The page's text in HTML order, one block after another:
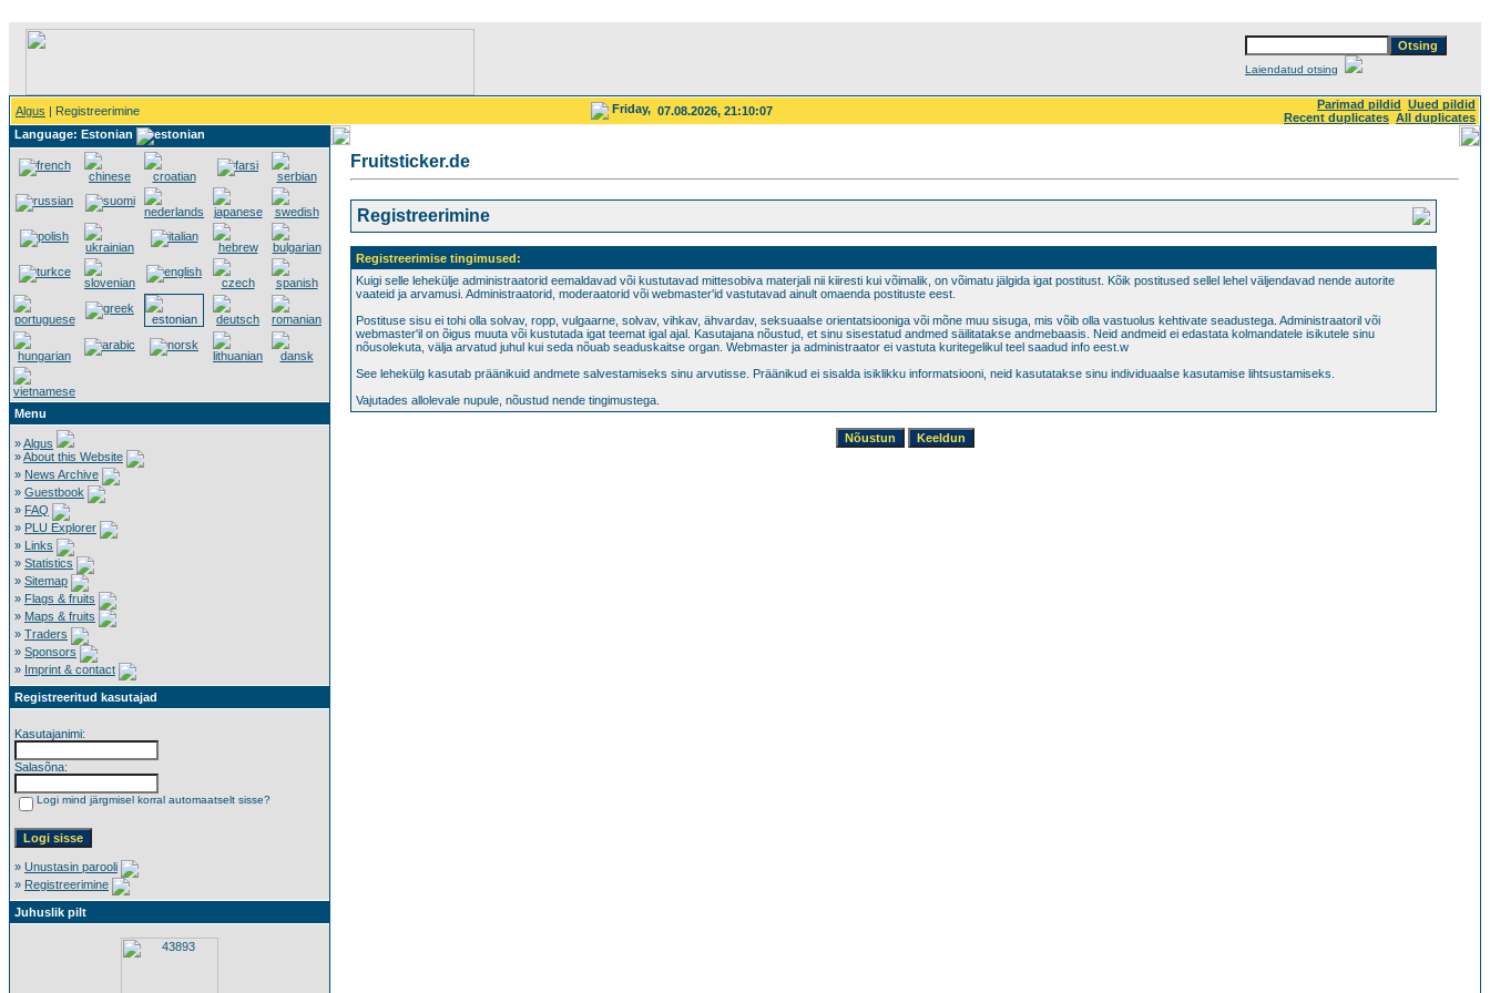
Laiendatud otsing
Algus | Registreerimine Friday, 07.08.2026, 21:10:07 Parimad pildid Uued pildid
Recent duplicates All duplicates
Language: Estonian
Menu
»Algus
»About this Website
» News Archive
» Guestbook
» FAQ
» PLU Explorer
» Links
» Statistics
» Sitemap
» Flags & fruits
» Maps & fruits
» Traders
» Sponsors
» Imprint & contact
Registreeritud kasutajad
Kasutajanimi:
Salasõna:
Logi mind järgmisel korral automaatselt sisse?
» Unustasin parooli
» Registreerimine
Juhuslik pilt
Fruitsticker.de
Registreerimine
Registreerimise tingimused:
Kuigi selle lehekülje administraatorid eemaldavad või kustutavad mittesobiva materjali nii kiiresti kui võimalik, on võimatu jälgida igat postitust. Kõik postitused sellel lehel väljendavad nende autorite
vaateid ja arvamusi. Administraatorid, moderaatorid või webmaster'id vastutavad ainult omaenda postituste eest.
Postituse sisu ei tohi olla solvav, ropp, vulgaarne, solvav, vihkav, ähvardav, seksuaalse orientatsiooniga või mõne muu sisuga, mis võib olla vastuolus kehtivate seadustega. Administraatoril või
webmaster'il on õigus muuta või kustutada igat teemat igal ajal. Kasutajana nõustud, et sinu sisestatud andmed säilitatakse andmebaasis. Neid andmeid ei edastata kolmandatele isikutele sinu
nõusolekuta, välja arvatud juhul kui seda nõuab seaduskaitse organ. Webmaster ja administraator ei vastuta kuritegelikul teel saadud info eest.w
See lehekülg kasutab präänikuid andmete salvestamiseks sinu arvutisse. Präänikud ei sisalda isiklikku informatsiooni, neid kasutatakse sinu individuaalse kasutamise lihtsustamiseks.
Vajutades allolevale nupule, nõustud nende tingimustega.